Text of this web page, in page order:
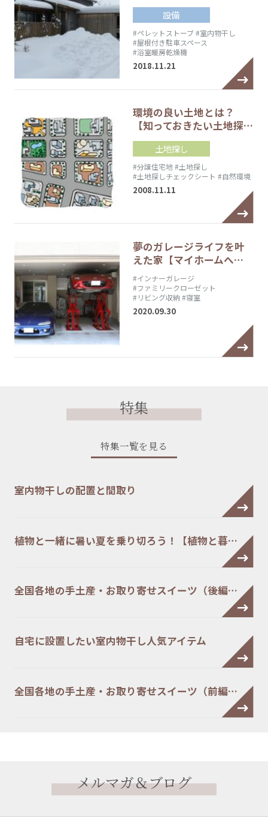
設備
#ペレットストーブ#室内物干し
#屋根付き駐車スペース
#浴室暖房乾燥機
2018.11.21
環境の良い土地とは？
【知っておきたい土地探…
土地探し
#分譲住宅地#土地探し
#土地探しチェックシート #自然環境
2008.11.11
夢のガレージライフを叶
えた家【マイホームへ…
#インナーガレージ
#ファミリークローゼット
#リビング収納 #寝室
2020.09.30
特集
特集一覧を見る
室内物干しの配置と間取り
植物と一緒に暑い夏を乗り切ろう！【植物と暮…
全国各地の手土産・お取り寄せスイーツ（後編…
自宅に設置したい室内物干し人気アイテム
全国各地の手土産・お取り寄せスイーツ（前編…
メルマガ＆ブログ